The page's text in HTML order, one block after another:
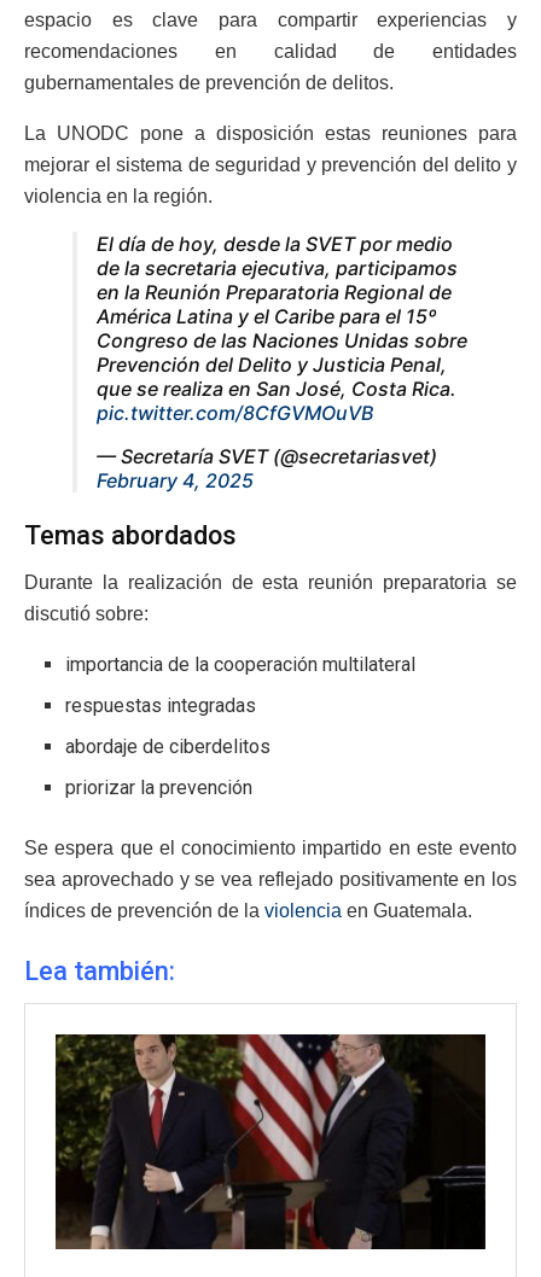
espacio es clave para compartir experiencias y
recomendaciones en calidad de entidades
gubernamentales de prevención de delitos.
La UNODC pone a disposición estas reuniones para
mejorar el sistema de seguridad y prevención del delito y
violencia en la región.
El día de hoy, desde la SVET por medio
de la secretaria ejecutiva, participamos
en la Reunión Preparatoria Regional de
América Latina y el Caribe para el 15º
Congreso de las Naciones Unidas sobre
Prevención del Delito y Justicia Penal,
que se realiza en San José, Costa Rica.
pic.twitter.com/8CfGVMOuVB
— Secretaría SVET (@secretariasvet)
February 4, 2025
Temas abordados
Durante la realización de esta reunión preparatoria se
discutió sobre:
importancia de la cooperación multilateral
respuestas integradas
abordaje de ciberdelitos
priorizar la prevención
Se espera que el conocimiento impartido en este evento
sea aprovechado y se vea reflejado positivamente en los
índices de prevención de la violencia en Guatemala.
Lea también: